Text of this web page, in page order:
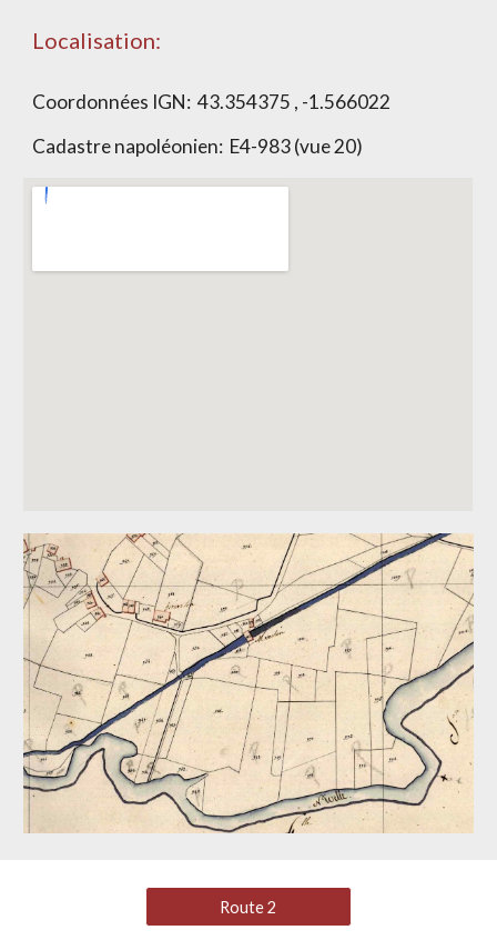
Localisation:
Coordonnées IGN:43.354375 , -1.566022
Cadastre napoléonien: E4-983 (vue 20)
Route 2